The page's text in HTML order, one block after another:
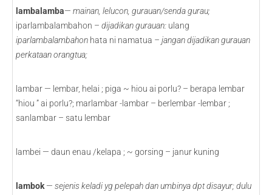
lambalamba— mainan, lelucon, gurauan/senda gurau;
iparlambalambahon – dijadikan gurauan: ulang
iparlambalambahon hata ni namatua – jangan dijadikan gurauan
perkataan orangtua;
lambar — lembar, helai ; piga ~ hiou ai porlu? – berapa lembar
“hiou ” ai porlu?; marlambar -lambar – berlembar -lembar ;
sanlambar – satu lembar
lambei — daun enau /kelapa ; ~ gorsing – janur kuning
lambok — sejenis keladi yg pelepah dan umbinya dpt disayur; dulu